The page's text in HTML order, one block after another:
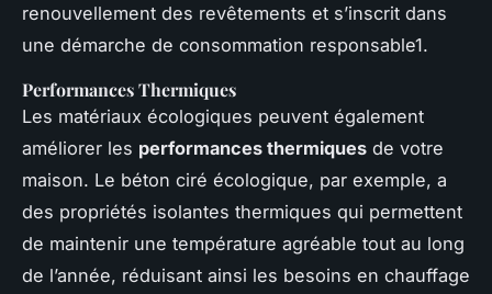
renouvellement des revêtements et s’inscrit dans
une démarche de consommation responsable1.
Performances Thermiques
Les matériaux écologiques peuvent également
améliorer les performances thermiques de votre
maison. Le béton ciré écologique, par exemple, a
des propriétés isolantes thermiques qui permettent
de maintenir une température agréable tout au long
de l’année, réduisant ainsi les besoins en chauffage